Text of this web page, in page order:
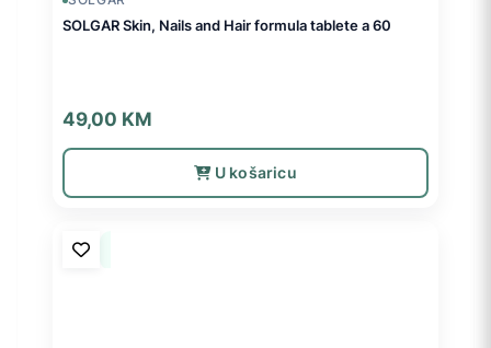
SOLGAR Skin, Nails and Hair formula tablete a 60
49,00 KM
U košaricu